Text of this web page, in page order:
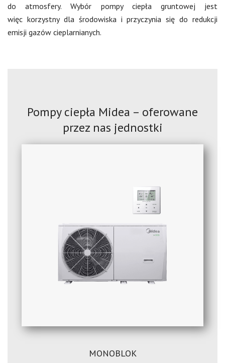
do atmosfery. Wybór pompy ciepła gruntowej jest
więc korzystny dla środowiska i przyczynia się do redukcji
emisji gazów cieplarnianych.
Pompy ciepła Midea – oferowane
przez nas jednostki
MONOBLOK